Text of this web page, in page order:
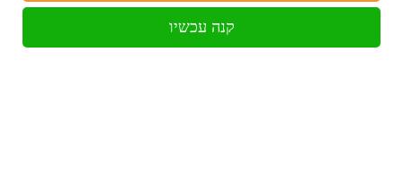
קנה עכשיו